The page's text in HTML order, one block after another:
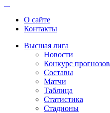
О сайте
Контакты
Высшая лига
Новости
Конкурс прогнозов
Составы
Матчи
Таблица
Статистика
Стадионы